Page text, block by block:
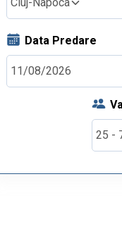
Data Predare
25 -